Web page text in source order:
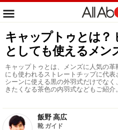
キャップトゥとは？
としても使えるメン
キャップトゥとは、メンズに人気の
にも使われるストレートチップに代
シーンに使える黒の外羽式だけでな
きたくなる茶色の内羽式などもご紹介。
飯野 高広
靴 ガイド